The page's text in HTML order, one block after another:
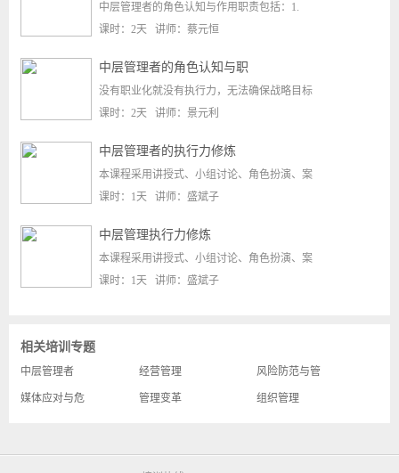
中层管理者的角色认知与作用职责包括：1.
课时：2天 讲师：蔡元恒
中层管理者的角色认知与职
没有职业化就没有执行力，无法确保战略目标
课时：2天 讲师：景元利
中层管理者的执行力修炼
本课程采用讲授式、小组讨论、角色扮演、案
课时：1天 讲师：盛斌子
中层管理执行力修炼
本课程采用讲授式、小组讨论、角色扮演、案
课时：1天 讲师：盛斌子
相关培训专题
中层管理者 经营管理 风险防范与管
媒体应对与危 管理变革 组织管理